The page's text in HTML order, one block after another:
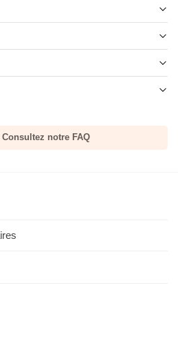
Consultez notre FAQ